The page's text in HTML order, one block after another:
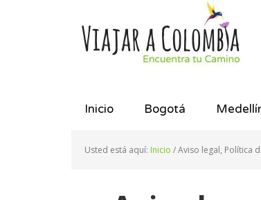
contenido
pie
Inicio Bogotá
Usted está aquí: Inicio /Aviso legal, Política